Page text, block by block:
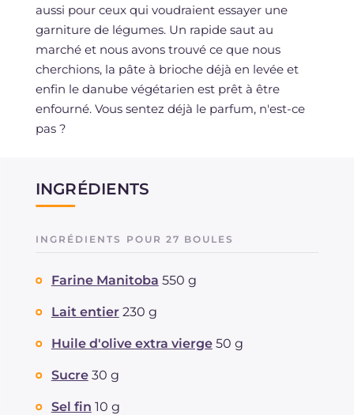
aussi pour ceux qui voudraient essayer une
garniture de légumes. Un rapide saut au
marché et nous avons trouvé ce que nous
cherchions, la pâte à brioche déjà en levée et
enfin le danube végétarien est prêt à être
enfourné. Vous sentez déjà le parfum, n'est-ce
pas ?
INGRÉDIENTS
INGRÉDIENTS POUR 27 BOULES
Farine Manitoba 550 g
Lait entier 230 g
Huile d'olive extra vierge 50 g
Sucre 30 g
Sel fin 10 g